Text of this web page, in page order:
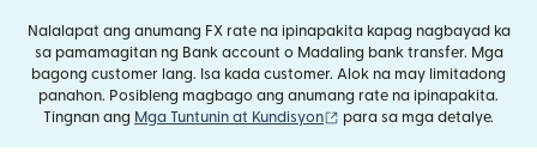
Nalalapat ang anumang FX rate na ipinapakita kapag nagbayad ka
sa pamamagitan ng Bank account o Madaling bank transfer. Mga
bagong customer lang. Isa kada customer. Alok na may limitadong
panahon. Posibleng magbago ang anumang rate na ipinapakita.
Tingnan ang Mga Tuntunin at Kundisyon (bubukas sa bagong
para sa mga detalye.